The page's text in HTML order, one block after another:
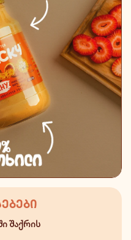
შაქრის